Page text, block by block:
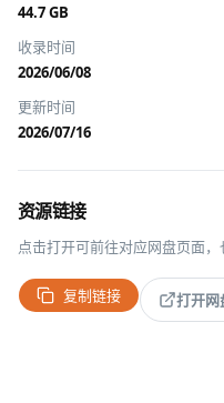
44.7 GB
收录时间
2026/06/08
更新时间
2026/07/16
资源链接
点击打开可前往对应网盘页面，
复制链接 打开网